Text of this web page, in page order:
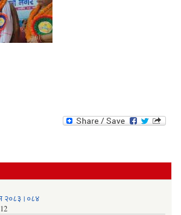
२०८३।०८४